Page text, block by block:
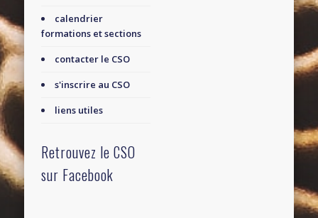
calendrier
formations et sections
contacter le CSO
s'inscrire au CSO
liens utiles
Retrouvez le CSO
sur Facebook